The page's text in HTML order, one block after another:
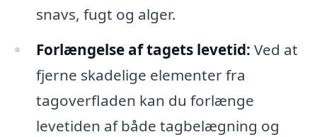
snavs, fugt og alger.
Forlængelse af tagets levetid: Ved at
fjerne skadelige elementer fra
tagoverfladen kan du forlænge
levetiden af både tagbelægning og